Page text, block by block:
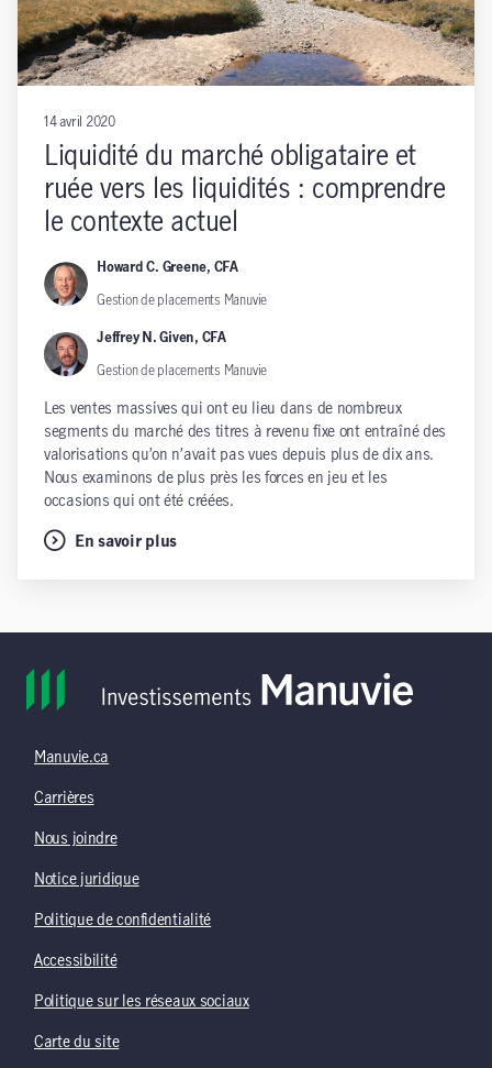
14 avril 2020
Liquidité du marché obligataire et
ruée vers les liquidités : comprendre
le contexte actuel
Howard C. Greene, CFA
Gestion de placements Manuvie
Jeffrey N. Given, CFA
Gestion de placements Manuvie
Les ventes massives qui ont eu lieu dans de nombreux
segments du marché des titres à revenu fixe ont entraîné des
valorisations qu’on n’avait pas vues depuis plus de dix ans.
Nous examinons de plus près les forces en jeu et les
occasions qui ont été créées.
En savoir plus
Manuvie.ca
Carrières
Nous joindre
Notice juridique
Politique de confidentialité
Accessibilité
Politique sur les réseaux sociaux
Carte du site